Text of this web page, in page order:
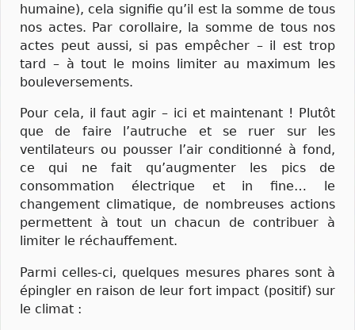
humaine), cela signifie qu’il est la somme de tous
nos actes. Par corollaire, la somme de tous nos
actes peut aussi, si pas empêcher – il est trop
tard – à tout le moins limiter au maximum les
bouleversements.
Pour cela, il faut agir – ici et maintenant ! Plutôt
que de faire l’autruche et se ruer sur les
ventilateurs ou pousser l’air conditionné à fond,
ce qui ne fait qu’augmenter les pics de
consommation électrique et in fine… le
changement climatique, de nombreuses actions
permettent à tout un chacun de contribuer à
limiter le réchauffement.
Parmi celles-ci, quelques mesures phares sont à
épingler en raison de leur fort impact (positif) sur
le climat :